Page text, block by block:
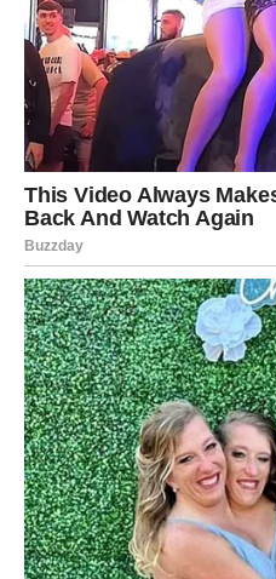
stabilniji period.
ŠKORPIJA
Pred vama je veliki životni i
Ono što je dugo bilo
svoje mjesto.